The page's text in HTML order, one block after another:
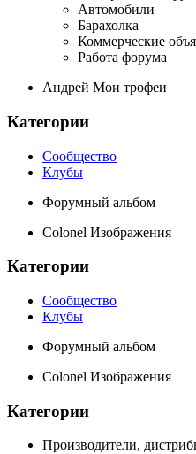
Автомобили
Барахолка
Коммерческие
Работа форума
Андрей Мои трофеи
Категории
Сообщество
Клубы
Форумный альбом
Colonel Изображения
Категории
Сообщество
Клубы
Форумный альбом
Colonel Изображения
Категории
Производители,